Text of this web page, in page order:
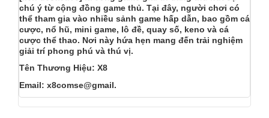
chú ý từ cộng đồng game thủ. Tại đây, người chơi có
thể tham gia vào nhiều sảnh game hấp dẫn, bao gồm cá
cược, nổ hũ, mini game, lô đề, quay số, keno và cá
cược thể thao. Nơi này hứa hẹn mang đến trải nghiệm
giải trí phong phú và thú vị.
Tên Thương Hiệu: X8
Email: x8comse@gmail.